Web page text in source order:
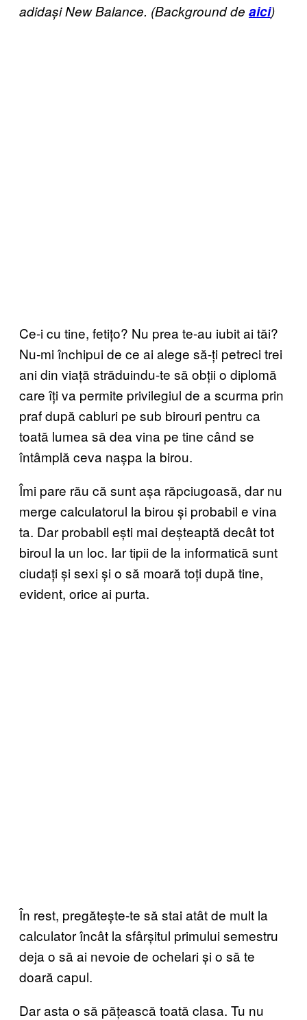
adidași New Balance. (Background de aici)
Ce-i cu tine, fetițo? Nu prea te-au iubit ai tăi?
Nu-mi închipui de ce ai alege să-ți petreci trei
ani din viață străduindu-te să obții o diplomă
care îți va permite privilegiul de a scurma prin
praf după cabluri pe sub birouri pentru ca
toată lumea să dea vina pe tine când se
întâmplă ceva nașpa la birou.
Îmi pare rău că sunt așa răpciugoasă, dar nu
merge calculatorul la birou și probabil e vina
ta. Dar probabil ești mai deșteaptă decât tot
biroul la un loc. Iar tipii de la informatică sunt
ciudați și sexi și o să moară toți după tine,
evident, orice ai purta.
În rest, pregătește-te să stai atât de mult la
calculator încât la sfârșitul primului semestru
deja o să ai nevoie de ochelari și o să te
doară capul.
Dar asta o să pățească toată clasa. Tu nu